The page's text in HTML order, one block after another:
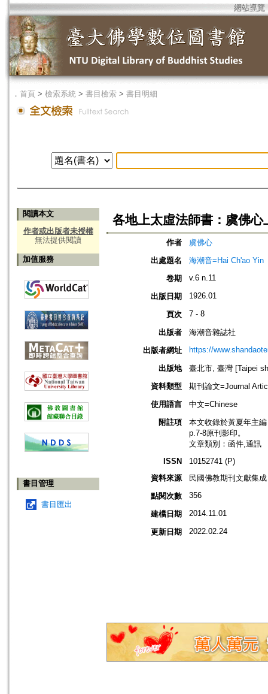
網站導覽
． 首頁 > 檢索系統 > 書目檢索 > 書目明細
閱讀本文
作者或出版者未授權
無法提供閱讀
加值服務
書目管理
書目匯出
各地上太虛法師書：虞佛心
作者
虞佛心
出處題名
海潮音=Hai Ch'ao Yin
卷期
v.6 n.11
出版日期 1926.01
頁次 7 - 8
出版者
海潮音雜誌社
出版者網址
https://
出版地
臺北市, 臺灣 [Taipei
資料類型
期刊論文=Journal
使用語言
中文=Chinese
附註項
本文收錄於黃夏年主
p.7-8原刊影印。
文章類別：函件,通訊
ISSN
10152741 (P)
資料來源
民國佛教期刊文獻集
點閱次數
356
建檔日期 2014.11.01
更新日期 2022.02.24